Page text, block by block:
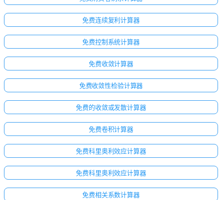
免费连续复利计算器
免费控制系统计算器
免费收敛计算器
免费收敛性检验计算器
免费的收敛或发散计算器
免费卷积计算器
免费科里奥利效应计算器
免费科里奥利效应计算器
免费相关系数计算器